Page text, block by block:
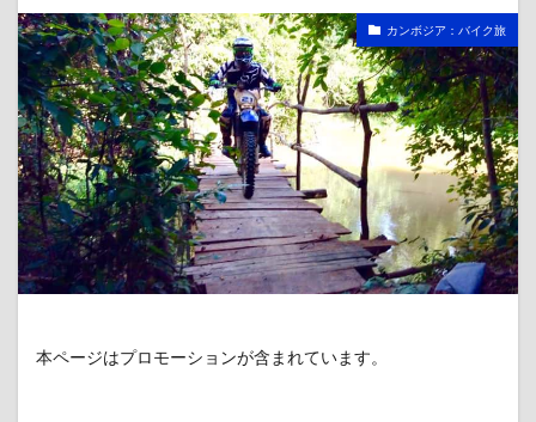
カンボジア：バイク旅
本ページはプロモーションが含まれています。